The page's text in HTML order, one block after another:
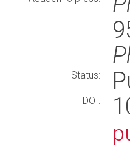
Status:
DOI: